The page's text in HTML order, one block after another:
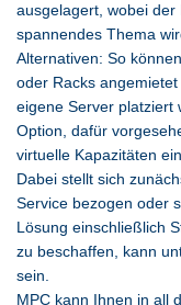
ausgelagert, wobei
spannendes Thema
Alternativen: So
oder Racks
eigene Server platziert
Option, dafür
virtuelle Kapazitäten
Dabei stellt sich
Service bezogen oder
Lösung einschließlich
zu beschaffen, kann
sein.
MPC kann Ihnen in all